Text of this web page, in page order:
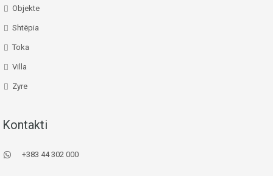
Objekte
Shtëpia
Toka
Villa
Zyre
Kontakti
+383 44 302 000